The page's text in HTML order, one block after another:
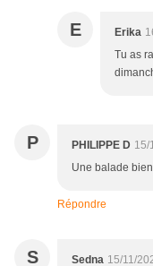
E Erika
Tu as
P PHILIPPE D 15/
Une balade
Répondre
S Sedna 15/11/